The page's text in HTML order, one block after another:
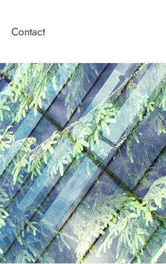
Contact